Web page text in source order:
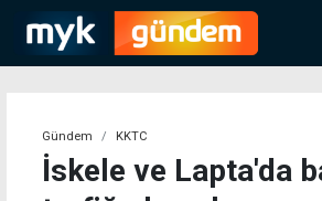
Gündem KKTC
İskele ve Lapta'da